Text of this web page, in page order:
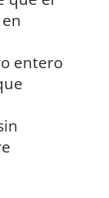
entero